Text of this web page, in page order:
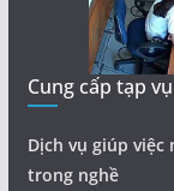
Cung cấp tạp
Dịch vụ giúp
trong nghề